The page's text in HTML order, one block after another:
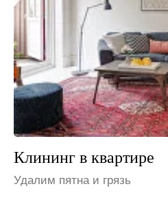
Клининг на даче
Устраним неприятные запахи